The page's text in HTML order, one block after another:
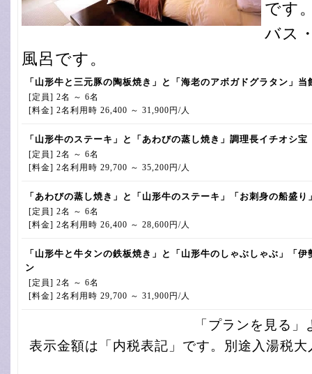
です
バス
風呂です。
「山形牛と三元豚の陶板焼き」と「海老のアボガドグラタン」
[定員] 2名 ～ 6名
[料金] 2名利用時 26,400 ～ 31,900円/人
「山形牛のステーキ」と「あわびの蒸し焼き」調理長イチオシ
[定員] 2名 ～ 6名
[料金] 2名利用時 29,700 ～ 35,200円/人
「あわびの蒸し焼き」と「山形牛のステーキ」「お刺身の船盛
[定員] 2名 ～ 6名
[料金] 2名利用時 26,400 ～ 28,600円/人
「山形牛と牛タンの鉄板焼き」と「山形牛のしゃぶしゃぶ」「
ン
[定員] 2名 ～ 6名
[料金] 2名利用時 29,700 ～ 31,900円/人
「プランを見る
表示金額は「内税表記」です。別途入湯税